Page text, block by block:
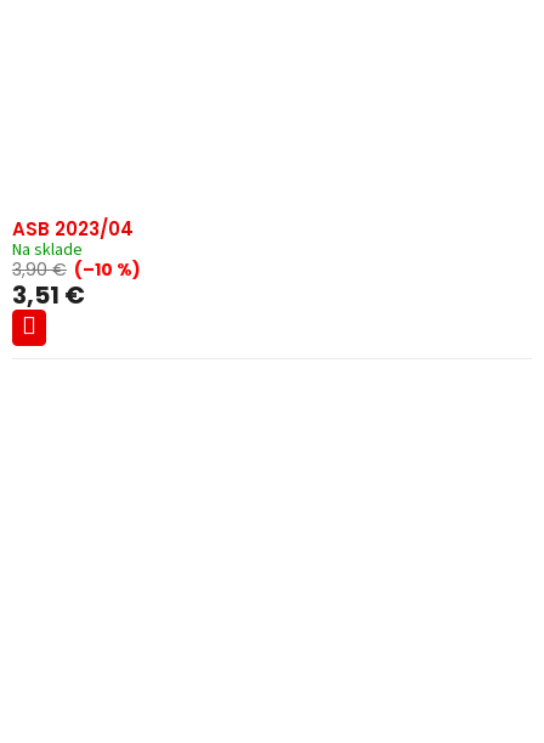
ASB 2023/04
Na sklade
3,90 € (–10 %)
3,51 €